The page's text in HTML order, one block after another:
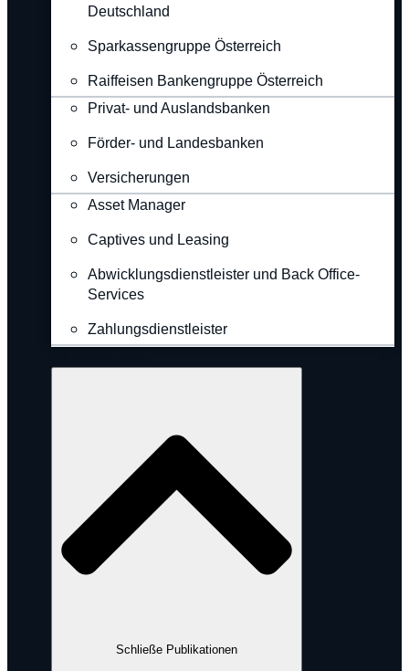
Deutschland
Sparkassengruppe Österreich
Raiffeisen Bankengruppe Österreich
Privat- und Auslandsbanken
Förder- und Landesbanken
Versicherungen
Asset Manager
Captives und Leasing
Abwicklungsdienstleister und Back Office-
Services
Zahlungsdienstleister
Schließe Publikationen